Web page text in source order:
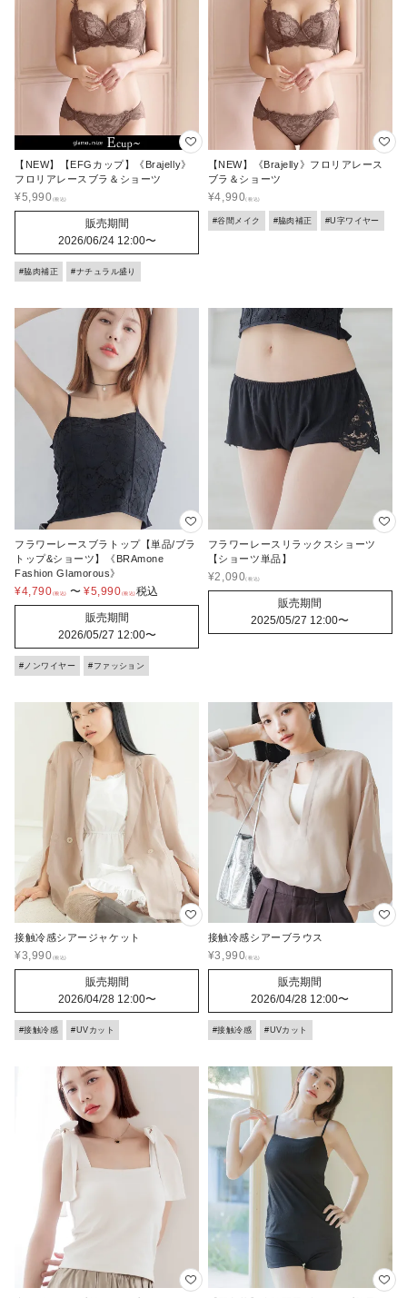
【NEW】【EFGカップ】《Brajelly》
フロリアレースブラ＆ショーツ
¥5,990
販売期間
2026/06/24 12:00〜
#脇肉補正 #ナチュラル盛り
【NEW】《Brajelly》フロリアレース
ブラ＆ショーツ
¥4,990
#谷間メイク #脇肉補正 #U字ワイヤー
フラワーレースブラトップ【単品/ブラ
トップ&ショーツ】《BRAmone
Fashion Glamorous》
¥4,790 〜 ¥5,990 税込
販売期間
2026/05/27 12:00〜
#ノンワイヤー #ファッション
フラワーレースリラックスショーツ
【ショーツ単品】
¥2,090
販売期間
2025/05/27 12:00〜
接触冷感シアージャケット
¥3,990
販売期間
2026/04/28 12:00〜
#接触冷感 #UVカット
接触冷感シアーブラウス
¥3,990
販売期間
2026/04/28 12:00〜
#接触冷感 #UVカット